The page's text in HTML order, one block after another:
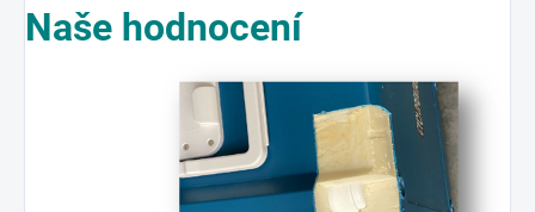
Naše hodnocení